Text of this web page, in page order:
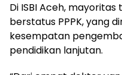
Di ISBI Aceh,
berstatus PPPK, yang
kesempatan
pendidikan lanjutan.